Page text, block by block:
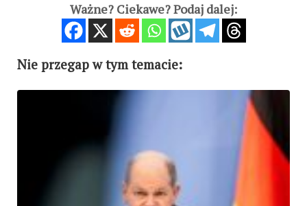
Ważne? Ciekawe? Podaj dalej:
Nie przegap w tym temacie: